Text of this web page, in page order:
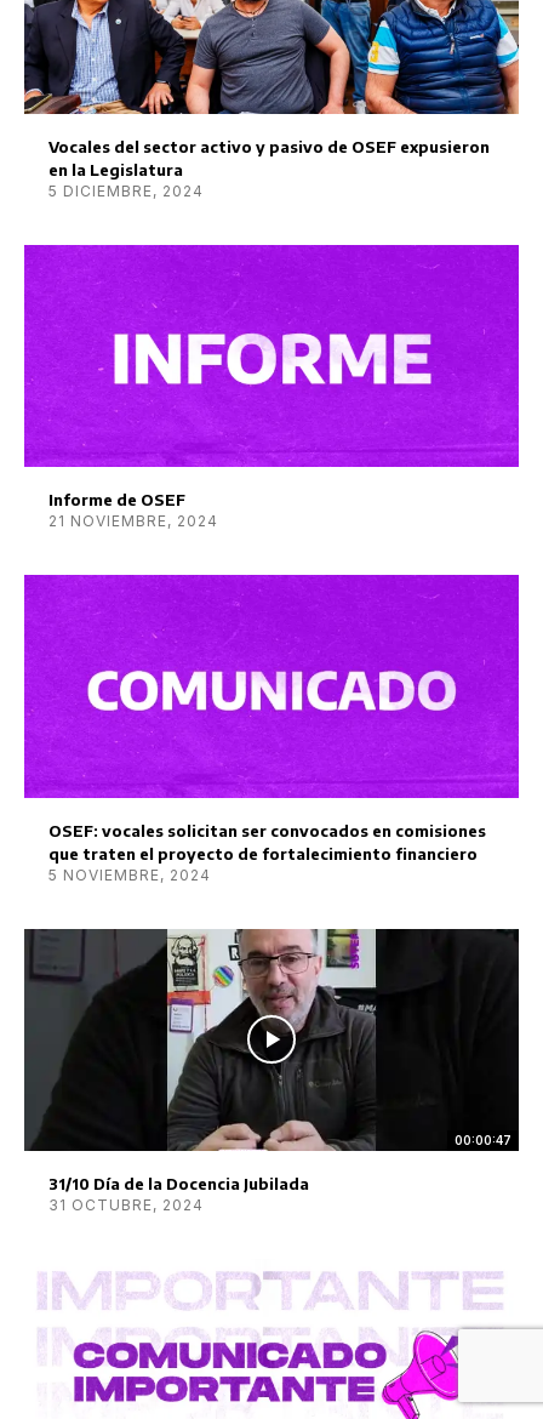
Vocales del sector activo y pasivo de OSEF expusieron
en la Legislatura
5 DICIEMBRE, 2024
Informe de OSEF
21 NOVIEMBRE, 2024
OSEF: vocales solicitan ser convocados en comisiones
que traten el proyecto de fortalecimiento financiero
5 NOVIEMBRE, 2024
00:00:47
31/10 Día de la Docencia Jubilada
31 OCTUBRE, 2024